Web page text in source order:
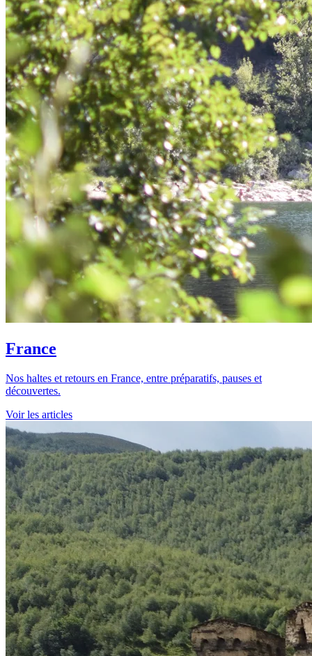
France
Nos haltes et retours en France, entre préparatifs, pauses et
découvertes.
Voir les articles